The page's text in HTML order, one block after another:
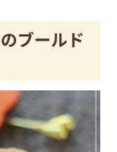
ブールド